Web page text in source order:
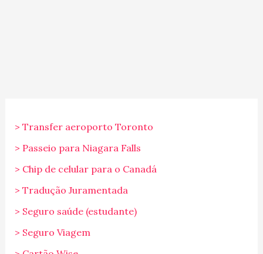
> Transfer aeroporto Toronto
> Passeio para Niagara Falls
> Chip de celular para o Canadá
> Tradução Juramentada
> Seguro saúde (estudante)
> Seguro Viagem